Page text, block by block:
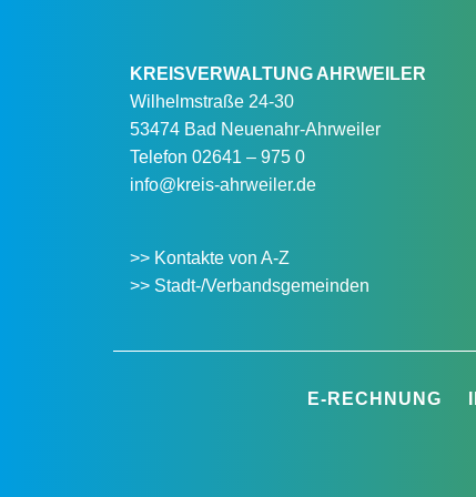
KREISVERWALTUNG AHRWEILER
Wilhelmstraße 24-30
53474 Bad Neuenahr-Ahrweiler
Telefon 02641 – 975 0
info@kreis-ahrweiler.de
>> Kontakte von A-Z
>> Stadt-/Verbandsgemeinden
E-RECHNUNG